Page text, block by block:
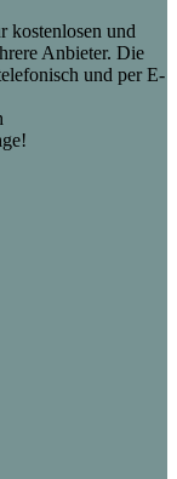
kostenlosen und
Anbieter. Die
und per E-